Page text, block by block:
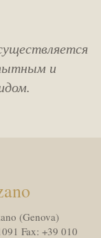
и
(Genova)
Fax: +39 010